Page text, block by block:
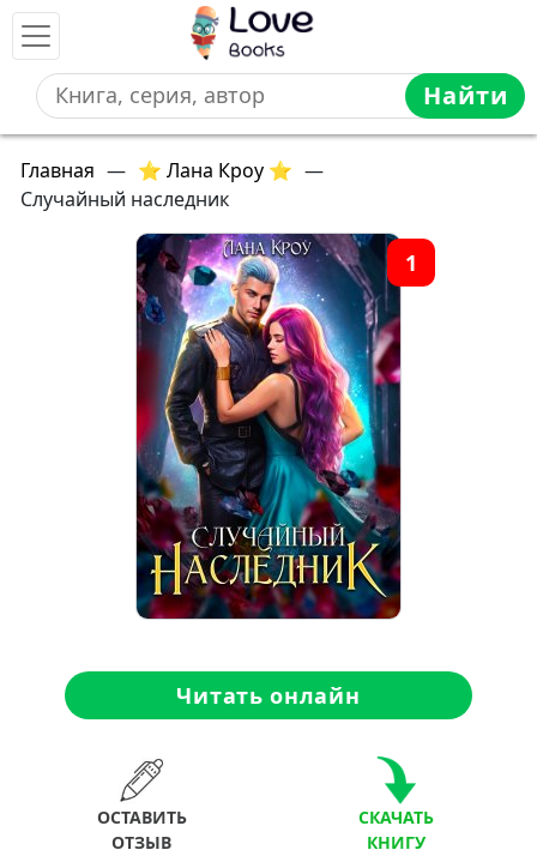
Найти
Главная — ⭐ Лана Кроу ⭐ —
Случайный наследник
1
Читать онлайн
ОСТАВИТЬ
ОТЗЫВ
СКАЧАТЬ
КНИГУ